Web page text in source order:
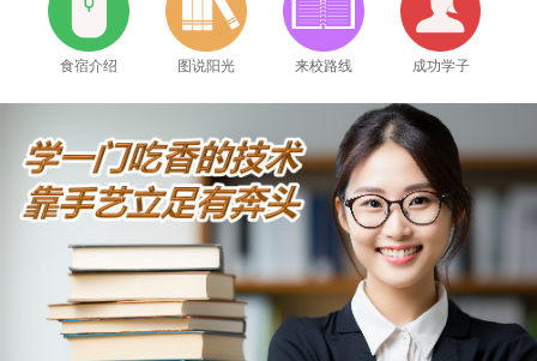
食宿介绍 图说阳光 来校路线 成功学子